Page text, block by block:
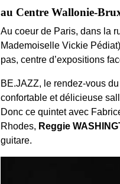
au Centre Wallonie-
Au coeur de Paris, dans la
Mademoiselle Vickie
pas, centre d’expositions
BE.JAZZ, le rendez-vous
confortable et délicieuse
Donc ce quintet avec
Rhodes, Reggie
guitare.